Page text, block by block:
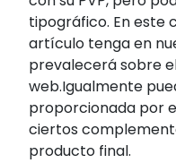
tipográfico. En este
artículo tenga en
prevalecerá sobre
web.Igualmente
proporcionada por
ciertos
producto final.